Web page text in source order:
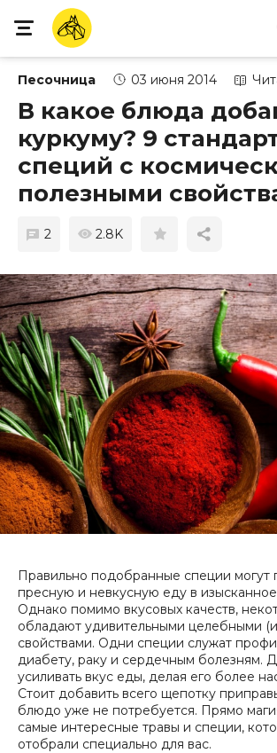
Песочница 03 июня 2014
В какое блюда
куркуму? 9
специй с
полезными
2 2.8K
Правильно подобранные специи могут
пресную и невкусную еду в
Однако помимо вкусовых качеств,
обладают удивительными целебными (и
свойствами. Одни специи служат
диабету, раку и сердечным болезням.
усиливать вкус еды, делая его более
Стоит добавить всего щепотку
блюдо уже не потребуется. Прямо
самые интересные травы и специи,
отобрали специально для вас.